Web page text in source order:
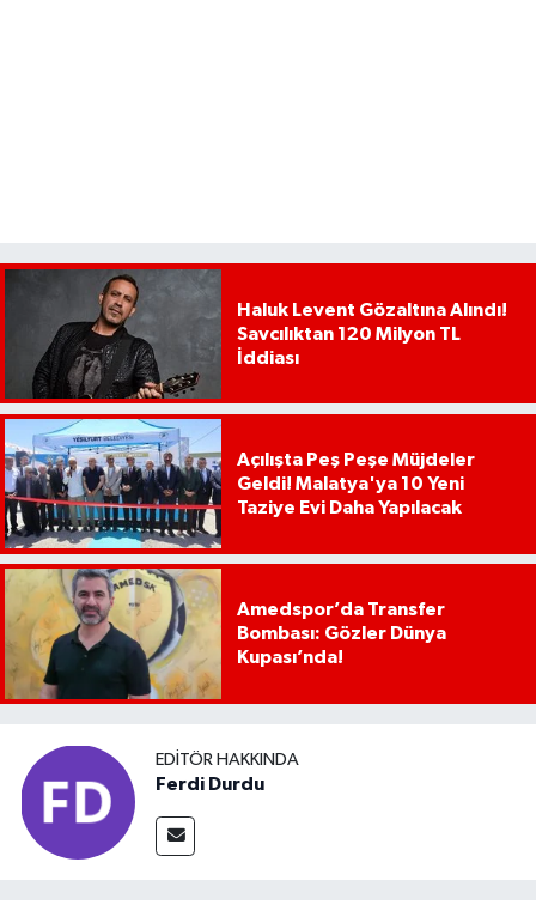
Haluk Levent Gözaltına Alındı!
Savcılıktan 120 Milyon TL
İddiası
Açılışta Peş Peşe Müjdeler
Geldi! Malatya'ya 10 Yeni
Taziye Evi Daha Yapılacak
Amedspor’da Transfer
Bombası: Gözler Dünya
Kupası’nda!
EDITÖR HAKKINDA
Ferdi Durdu